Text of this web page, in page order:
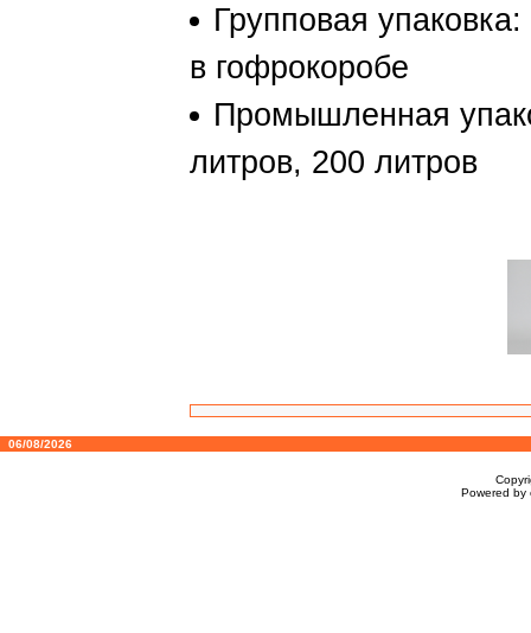
Групповая
в гофрокоробе
Промышленная
литров, 200 литров
06/08/2026
Powered by